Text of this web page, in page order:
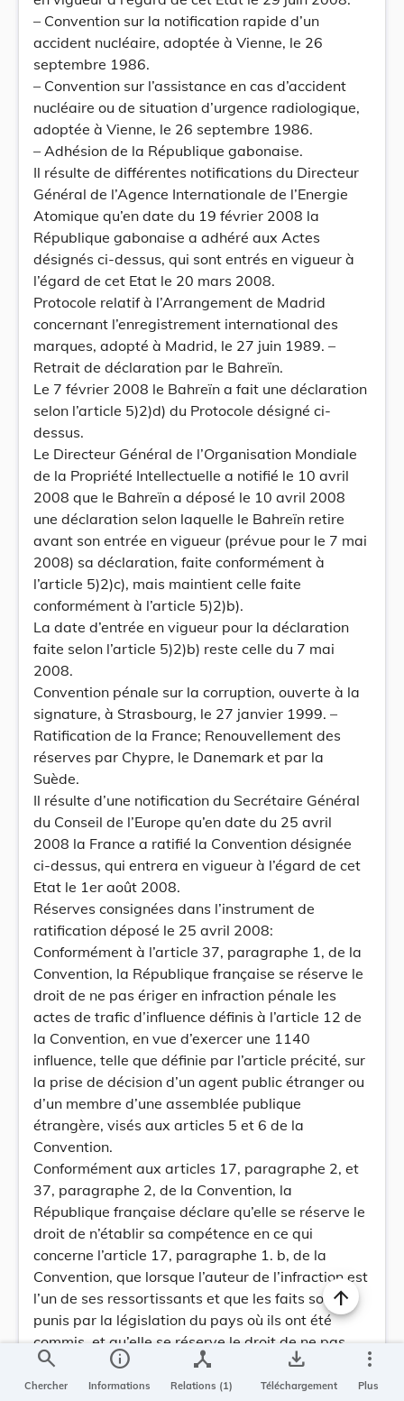
– Convention sur la notification rapide d’un
accident nucléaire, adoptée à Vienne, le 26
septembre 1986.
– Convention sur l’assistance en cas d’accident
nucléaire ou de situation d’urgence radiologique,
adoptée à Vienne, le 26 septembre 1986.
– Adhésion de la République gabonaise.
Il résulte de différentes notifications du Directeur
Général de l’Agence Internationale de l’Energie
Atomique qu’en date du 19 février 2008 la
République gabonaise a adhéré aux Actes
désignés ci-dessus, qui sont entrés en vigueur à
l’égard de cet Etat le 20 mars 2008.
Protocole relatif à l’Arrangement de Madrid
concernant l’enregistrement international des
marques, adopté à Madrid, le 27 juin 1989. –
Retrait de déclaration par le Bahreïn.
Le 7 février 2008 le Bahreïn a fait une déclaration
selon l’article 5)2)d) du Protocole désigné ci-
dessus.
Le Directeur Général de l’Organisation Mondiale
de la Propriété Intellectuelle a notifié le 10 avril
2008 que le Bahreïn a déposé le 10 avril 2008
une déclaration selon laquelle le Bahreïn retire
avant son entrée en vigueur (prévue pour le 7 mai
2008) sa déclaration, faite conformément à
l’article 5)2)c), mais maintient celle faite
conformément à l’article 5)2)b).
La date d’entrée en vigueur pour la déclaration
faite selon l’article 5)2)b) reste celle du 7 mai
2008.
Convention pénale sur la corruption, ouverte à la
signature, à Strasbourg, le 27 janvier 1999. –
Ratification de la France; Renouvellement des
réserves par Chypre, le Danemark et par la
Suède.
Il résulte d’une notification du Secrétaire Général
du Conseil de l’Europe qu’en date du 25 avril
2008 la France a ratifié la Convention désignée
ci-dessus, qui entrera en vigueur à l’égard de cet
Etat le 1er août 2008.
Réserves consignées dans l’instrument de
ratification déposé le 25 avril 2008:
Conformément à l’article 37, paragraphe 1, de la
Convention, la République française se réserve le
droit de ne pas ériger en infraction pénale les
actes de trafic d’influence définis à l’article 12 de
la Convention, en vue d’exercer une 1140
influence, telle que définie par l’article précité, sur
la prise de décision d’un agent public étranger ou
d’un membre d’une assemblée publique
étrangère, visés aux articles 5 et 6 de la
Convention.
Conformément aux articles 17, paragraphe 2, et
37, paragraphe 2, de la Convention, la
République française déclare qu’elle se réserve le
droit de n’établir sa compétence en ce qui
concerne l’article 17, paragraphe 1. b, de la
Convention, que lorsque l’auteur de l’infraction est
l’un de ses ressortissants et que les faits sont
punis par la législation du pays où ils ont été
commis, et qu’elle se réserve le droit de ne pas
établir sa compétence en ce qui concerne les
situations visées à l’article 17, paragraphe l. c, de
search
Chercher
info
Informations
device_hub
Relations (1)
save_alt
Téléchargement
more_vert
Plus